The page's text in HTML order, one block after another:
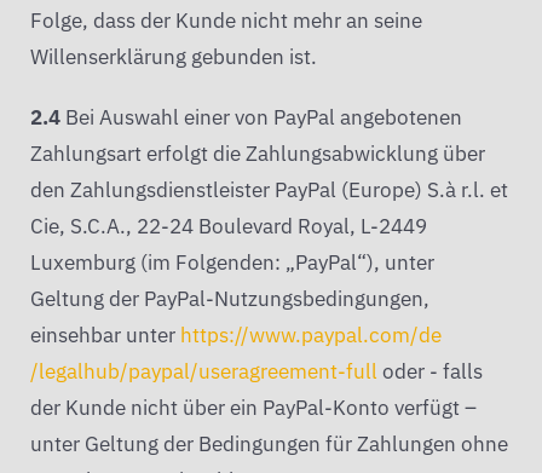
Folge, dass der Kunde nicht mehr an seine
Willenserklärung gebunden ist.
2.4 Bei Auswahl einer von PayPal angebotenen
Zahlungsart erfolgt die Zahlungsabwicklung über
den Zahlungsdienstleister PayPal (Europe) S.à r.l. et
Cie, S.C.A., 22-24 Boulevard Royal, L-2449
Luxemburg (im Folgenden: „PayPal“), unter
Geltung der PayPal-Nutzungsbedingungen,
einsehbar unter https://www.paypal.com/de
/legalhub/paypal/useragreement-full oder - falls
der Kunde nicht über ein PayPal-Konto verfügt –
unter Geltung der Bedingungen für Zahlungen ohne